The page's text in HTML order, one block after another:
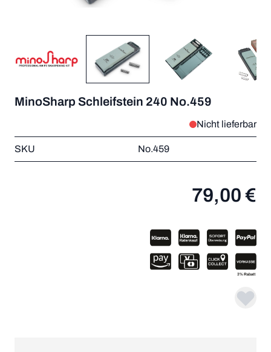
MinoSharp Schleifstein 240 No.459
Nicht lieferbar
SKU No.459
79,00 €